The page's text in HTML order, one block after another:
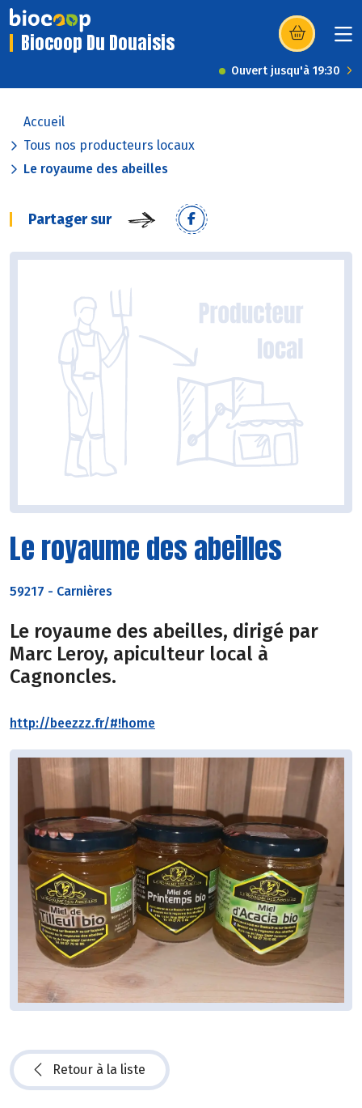
Biocoop Du Douaisis (s’ouvre dans
Ouvert jusqu'à 19:30
Accueil
Tous nos producteurs locaux
Le royaume des abeilles
Partager sur
Le royaume des abeilles
59217 - Carnières
Le royaume des abeilles, dirigé par
Marc Leroy, apiculteur local à
Cagnoncles.
http://beezzz.fr/#!home
Retour à la liste